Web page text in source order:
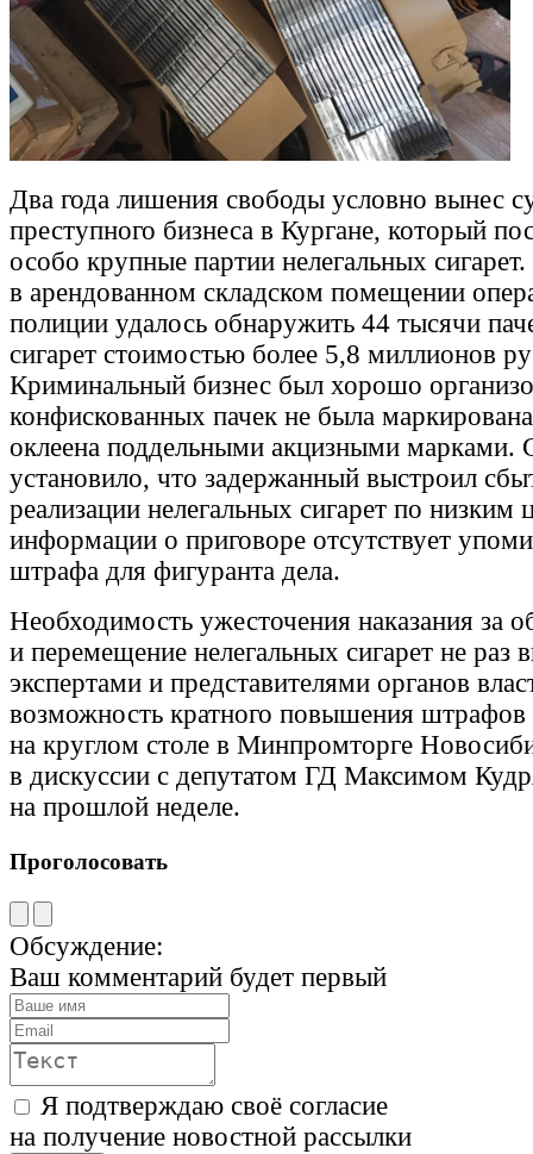
Два года лишения свободы условно вынес
преступного бизнеса в Кургане, который
особо крупные партии нелегальных сигарет.
в арендованном складском помещении
полиции удалось обнаружить 44 тысячи
сигарет стоимостью более 5,8 миллионов
Криминальный бизнес был хорошо
конфискованных пачек не была
оклеена поддельными акцизными марками.
установило, что задержанный выстроил
реализации нелегальных сигарет по низким
информации о приговоре отсутствует
штрафа для фигуранта дела.
Необходимость ужесточения наказания за
и перемещение нелегальных сигарет не раз
экспертами и представителями органов
возможность кратного повышения штрафов
на круглом столе в Минпромторге
в дискуссии с депутатом ГД Максимом
на прошлой неделе.
Проголосовать
Обсуждение:
Ваш комментарий будет первый
Я подтверждаю своё согласие
на получение новостной рассылки